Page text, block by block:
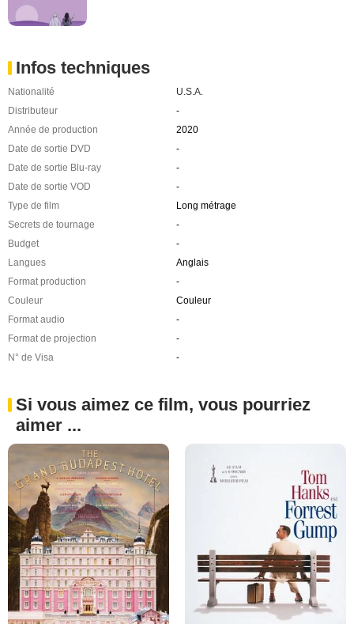
Infos techniques
Nationalité
U.S.A.
Distributeur
-
Année de production
2020
Date de sortie DVD
-
Date de sortie Blu-ray
-
Date de sortie VOD
-
Type de film
Long métrage
Secrets de tournage
-
Budget
-
Langues
Anglais
Format production
-
Couleur
Couleur
Format audio
-
Format de projection
-
N° de Visa
-
Si vous aimez ce film, vous pourriez
aimer ...